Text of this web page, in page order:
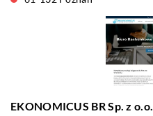
EKONOMICUS BR Sp. z o.o.